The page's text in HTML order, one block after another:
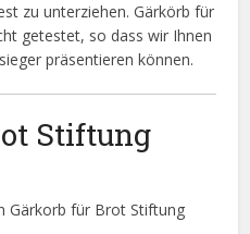
zu unterziehen. Gärkörb für
getestet, so dass wir Ihnen
präsentieren können.
Stiftung
Gärkorb für Brot Stiftung